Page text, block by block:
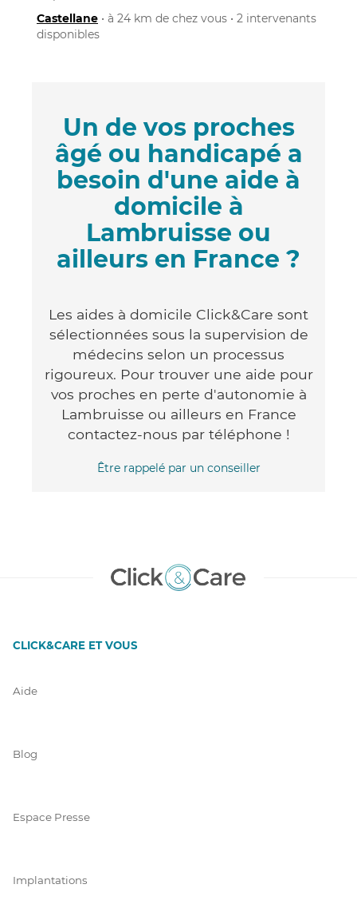
Castellane • à 24 km de chez vous • 2 intervenants
disponibles
Un de vos proches
âgé ou handicapé a
besoin d'une aide à
domicile à
Lambruisse ou
ailleurs en France ?
Les aides à domicile Click&Care sont
sélectionnées sous la supervision de
médecins selon un processus
rigoureux. Pour trouver une aide pour
vos proches en perte d'autonomie à
Lambruisse ou ailleurs en France
contactez-nous par téléphone !
Être rappelé par un conseiller
CLICK&CARE ET VOUS
Aide
Blog
Espace Presse
Implantations